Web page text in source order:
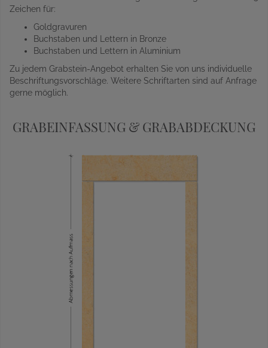
Zeichen für:
Goldgravuren
Buchstaben und Lettern in Bronze
Buchstaben und Lettern in Aluminium
Zu jedem Grabstein-Angebot erhalten Sie von uns individuelle
Beschriftungsvorschläge. Weitere Schriftarten sind auf Anfrage
gerne möglich.
GRABEINFASSUNG & GRABABDECKUNG